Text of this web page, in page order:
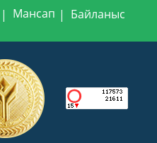
Мансап Байланыс